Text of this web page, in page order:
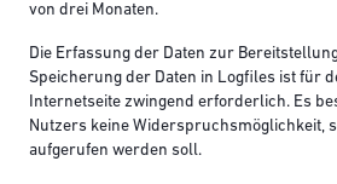
von drei Monaten.
Die Erfassung der Daten zur
Speicherung der Daten in Logfiles ist für
Internetseite zwingend erforderlich. Es
Nutzers keine Widerspruchsmöglichkeit,
aufgerufen werden soll.